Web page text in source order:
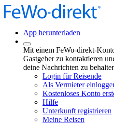
App herunterladen
Mit einem FeWo-direkt-
Gastgeber zu kontaktieren
deine Nachrichten zu
Login für Reisende
Als Vermieter
Kostenloses Konto
Hilfe
Unterkunft registrieren
Meine Reisen